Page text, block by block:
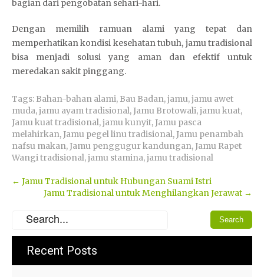
bagian dari pengobatan sehari-hari.
Dengan memilih ramuan alami yang tepat dan
memperhatikan kondisi kesehatan tubuh, jamu tradisional
bisa menjadi solusi yang aman dan efektif untuk
meredakan sakit pinggang.
Tags: Bahan-bahan alami, Bau Badan,jamu,jamu awet
muda,jamu ayam tradisional,Jamu Brotowali,jamu kuat,
Jamu kuat tradisional,jamu kunyit,Jamu pasca
melahirkan,Jamu pegel linu tradisional,Jamu penambah
nafsu makan,Jamu penggugur kandungan,Jamu Rapet
Wangi tradisional,jamu stamina,jamu tradisional
Post
navigation
← Jamu Tradisional untuk Hubungan Suami Istri
Jamu Tradisional untuk Menghilangkan Jerawat →
Recent Posts